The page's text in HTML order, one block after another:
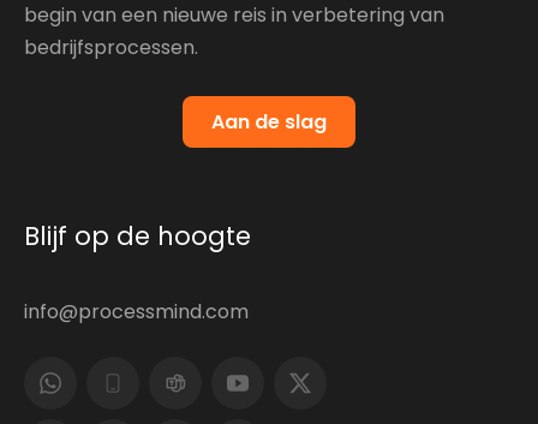
begin van een nieuwe reis in verbetering van
bedrijfsprocessen.
Aan de slag
Blijf op de hoogte
info@processmind.com